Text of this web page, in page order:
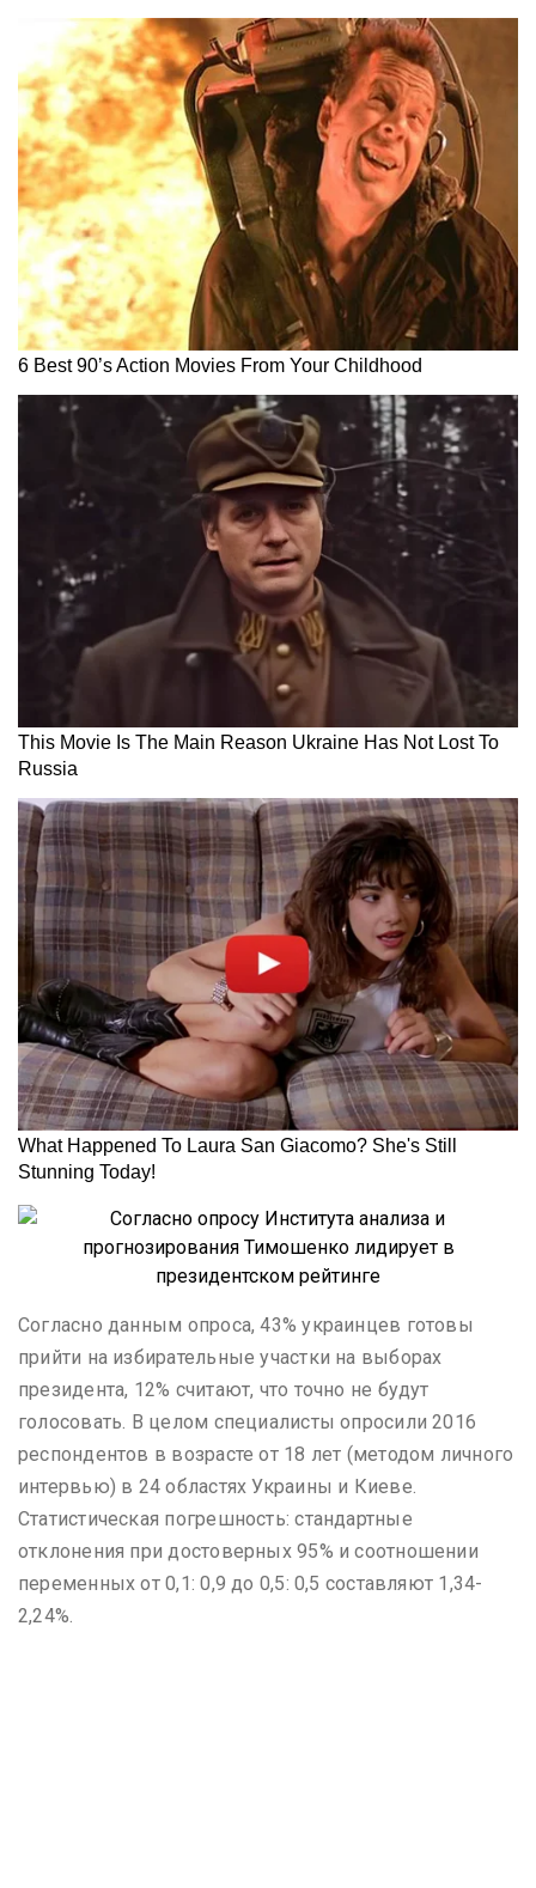
Согласно данным опроса, 43% украинцев готовы
прийти на избирательные участки на выборах
президента, 12% считают, что точно не будут
голосовать. В целом специалисты опросили 2016
респондентов в возрасте от 18 лет (методом личного
интервью) в 24 областях Украины и Киеве.
Статистическая погрешность: стандартные
отклонения при достоверных 95% и соотношении
переменных от 0,1: 0,9 до 0,5: 0,5 составляют 1,34-
2,24%.